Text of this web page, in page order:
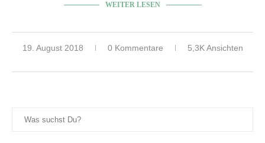
WEITER LESEN
19. August 2018 0 Kommentare 5,3K Ansichten